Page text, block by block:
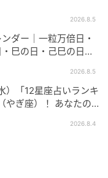
2026.8.5
ダー｜一粒万倍日・
巳の日・己巳の日…8
2026.8.5
）「12星座占いランキ
やぎ座）！ あなたの
2026.8.4